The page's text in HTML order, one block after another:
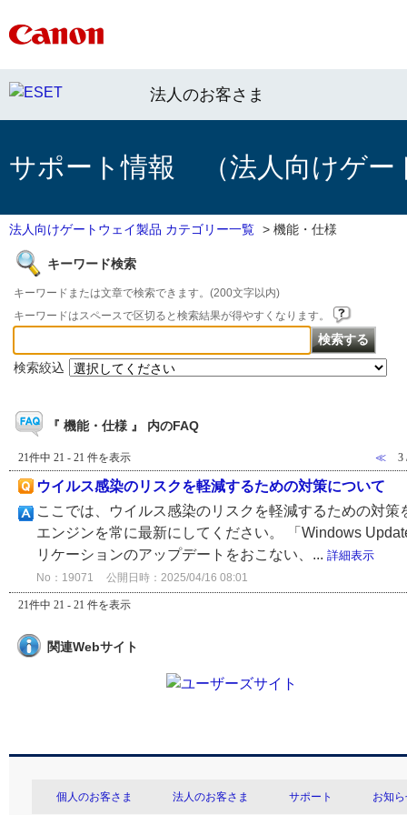
法人のお客さま
サポート情報 （法人向けゲー
法人向けゲートウェイ製品 カテゴリー一覧 > 機能・仕様
キーワード検索
キーワードまたは文章で検索できます。(200文字以内)
キーワードはスペースで区切ると検索結果が得やすくなります。
検索絞込
『 機能・仕様 』 内のFAQ
21件中 21 - 21 件を表示 ≪ 3
ウイルス感染のリスクを軽減するための対策について
ここでは、ウイルス感染のリスクを軽減するための対
エンジンを常に最新にしてください。 「Windows
リケーションのアップデートをおこない、... 詳細表示
No：19071 公開日時：2025/04/16 08:01
21件中 21 - 21 件を表示
関連Webサイト
個人のお客さま 法人のお客さま サポート お知